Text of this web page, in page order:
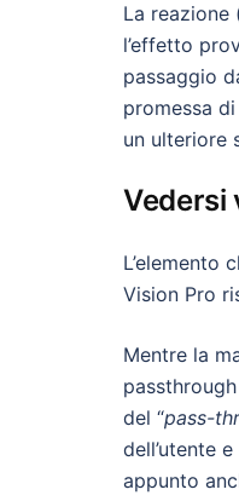
La
l’effetto
passaggio
promessa
un ulteriore
Vedersi
L’elemento
Vision Pro
Mentre la
del “pass-
dell’utente
appunto